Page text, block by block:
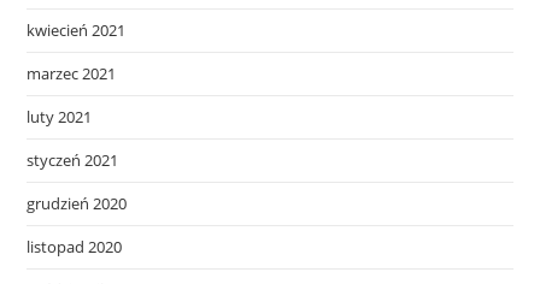
kwiecień 2021
marzec 2021
luty 2021
styczeń 2021
grudzień 2020
listopad 2020